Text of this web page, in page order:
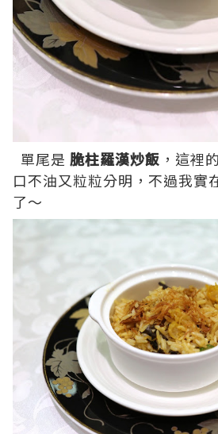
單尾是 脆柱羅漢炒飯 ，這裡
口不油又粒粒分明，不過我實
了～